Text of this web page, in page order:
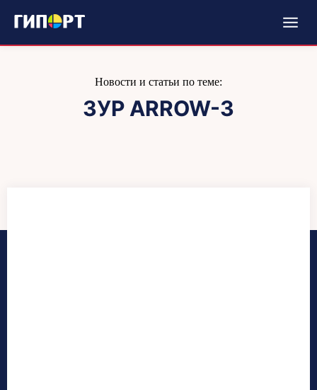
Новости и статьи по теме:
ЗУР ARROW-3